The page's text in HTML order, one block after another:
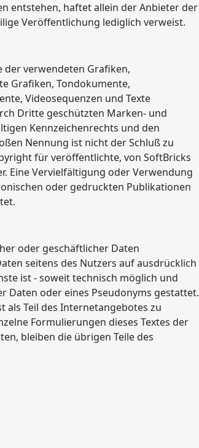
entstehen, haftet allein der Anbieter der
Veröffentlichung lediglich verweist.
verwendeten Grafiken,
Grafiken, Tondokumente,
Videosequenzen und Texte
Dritte geschützten Marken- und
Kennzeichenrechts und den
Nennung ist nicht der Schluß zu
für veröffentlichte, von SoftBricks
Eine Vervielfältigung oder Verwendung
oder gedruckten Publikationen
oder geschäftlicher Daten
seitens des Nutzers auf ausdrücklich
ist - soweit technisch möglich und
Daten oder eines Pseudonyms gestattet.
als Teil des Internetangebotes zu
Formulierungen dieses Textes der
bleiben die übrigen Teile des